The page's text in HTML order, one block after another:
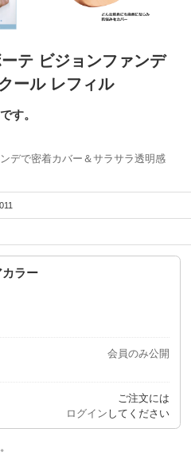
テ ビジョンファンデ
ール レフィル
す。
デで密着カバー＆サラサラ透明感
ラー
会員のみ公開
ご注文には
ログイン してください